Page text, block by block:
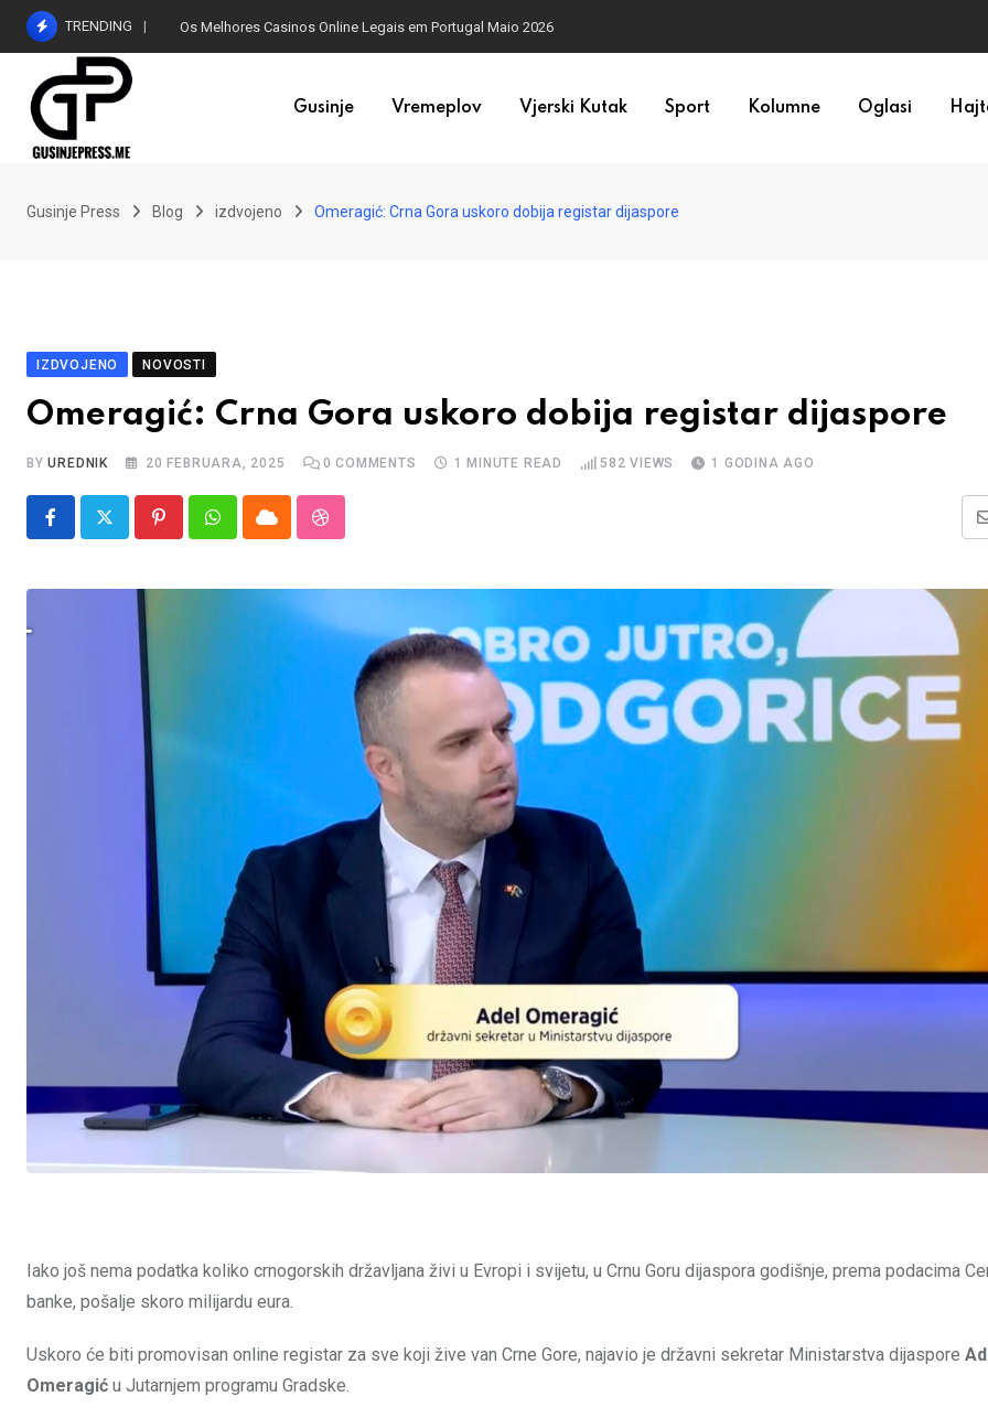
Skip
content
TRENDING Os Melhores Casinos Online Legais em Portugal Maio 2026
Gusinje Vremeplov Vjerski Kutak Sport Kolumne Oglasi
Gusinje Press Blog izdvojeno Omeragić: Crna Gora uskoro dobija registar dijaspore
IZDVOJENO NOVOSTI
Omeragić: Crna Gora uskoro dobija registar dijaspore
BYUREDNIK 20 FEBRUARA, 2025 0 COMMENTS 1 MINUTE READ 582 VIEWS 1 GODINA AGO
PinterestWhatsappCloud StumbleUpon
Iako još nema podatka koliko crnogorskih državljana živi u Evropi i svijetu, u Crnu Goru dijaspora godišnje, prema podacima
banke, pošalje skoro milijardu eura.
Uskoro će biti promovisan online registar za sve koji žive van Crne Gore, najavio je državni sekretar Ministarstva dijaspore
Omeragić u Jutarnjem programu Gradske.